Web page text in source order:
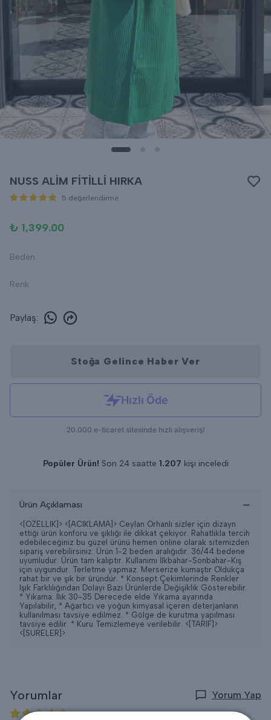
NUSS ALİM FİTİLLİ HIRKA
5 değerlendirme
₺ 1,399.00
Beden
Renk
Paylaş:
Stoğa Gelince Haber Ver
Popüler Ürün! Son 24 saatte 1.207 kişi inceledi
Ürün Açıklaması
<[OZELLIK]> <[ACIKLAMA]> Ceylan Orhanlı sizler için dizayn
ettiği ürün konforu ve şıklığı ile dikkat çekiyor. Rahatlıkla tercih
edebileceğiniz bu güzel ürünü hemen online olarak sitemizden
sipariş verebilirsiniz. Ürün 1-2 beden aralığıdır. 36/44 bedene
uyumludur. Ürün tam kalıptır. Kullanımı İlkbahar-Sonbahar-Kış
için uygundur. Terletme yapmaz. Merserize kumaştır Oldukça
rahat bir ve şık bir üründür. * Konsept Çekimlerinde Renkler
Işık Farklılığından Dolayı Bazı Ürünlerde Değişiklik Gösterebilir.
* Yıkama: Ilık 30-35 Derecede elde Yıkama ayarında
Yapılabilir, * Ağartıcı ve yoğun kimyasal içeren deterjanların
kullanılması tavsiye edilmez. * Gölge de kurutma yapılması
tavsiye edilir. * Kuru Temizlemeye verilebilir. <[TARIF]>
<[SURELER]>
Yorumlar Yorum Yap
5 değerlendirmeye göre